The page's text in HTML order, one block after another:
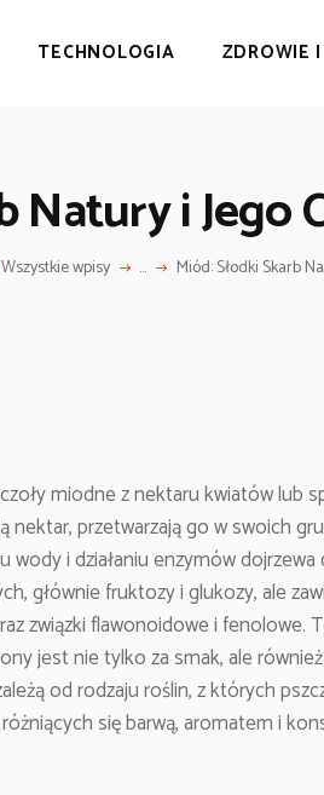
TECHNOLOGIA ZDROWIE
Natury i Jego
Wszystkie wpisy ... Miód: Słodki Skarb
miodne z nektaru kwiatów lub
przetwarzają go w swoich
wody i działaniu enzymów
głównie fruktozy i glukozy, ale
związki flawonoidowe i fenolowe.
jest nie tylko za smak, ale
od rodzaju roślin, z których
się barwą, aromatem i